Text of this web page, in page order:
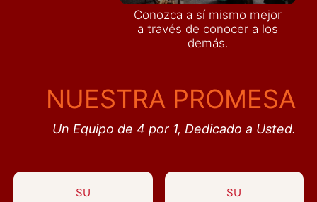
Conozca a sí mismo mejor
a través de conocer a los
demás.
NUESTRA PROMESA
Un Equipo de 4 por 1, Dedicado a Usted.
SU SU